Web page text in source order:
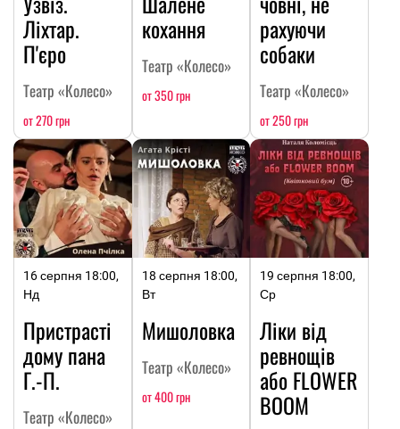
Ліхтар.
П'єро
Театр «Колесо»
от 270 грн
кохання
Театр «Колесо»
от 350 грн
рахуючи
собаки
Театр «Колесо»
от 250 грн
16 серпня 18:00,
Нд
Пристрасті
дому пана
Г.-П.
Театр «Колесо»
18 серпня 18:00,
Вт
Мишоловка
Театр «Колесо»
от 400 грн
19 серпня 18:00,
Ср
Ліки від
ревнощів
або FLOWER
BOOM